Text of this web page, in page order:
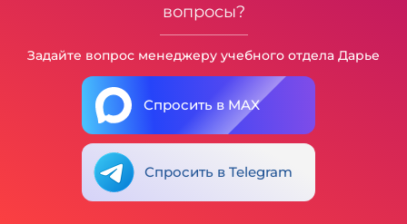
вопросы?
Задайте вопрос менеджеру учебного отдела Дарье
Спросить в MAX
Спросить в Telegram